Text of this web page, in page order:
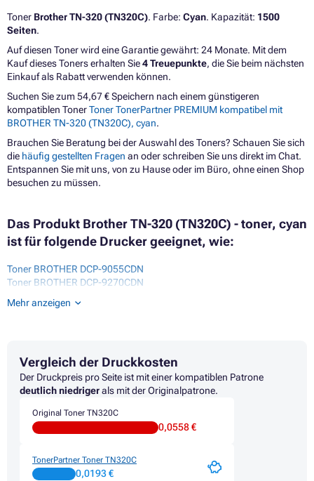
Toner Brother TN-320 (TN320C). Farbe: Cyan. Kapazität: 1500
Seiten.
Auf diesen Toner wird eine Garantie gewährt: 24 Monate. Mit dem
Kauf dieses Toners erhalten Sie4 Treuepunkte, die Sie beim nächsten
Einkauf als Rabatt verwenden können.
Suchen Sie zum 54,67 € Speichern nach einem günstigeren
kompatiblen TonerToner TonerPartner PREMIUM kompatibel mit
BROTHER TN-320 (TN320C), cyan.
Brauchen Sie Beratung bei der Auswahl des Toners? Schauen Sie sich
die häufig gestellten Fragen an oder schreiben Sie uns direkt im Chat.
Entspannen Sie mit uns, von zu Hause oder im Büro, ohne einen Shop
besuchen zu müssen.
Das Produkt Brother TN-320 (TN320C) - toner, cyan
ist für folgende Drucker geeignet, wie:
Toner BROTHER DCP-9055CDN
Toner BROTHER DCP-9270CDN
Toner BROTHER HL-4100 SERIES
Toner BROTHER HL-4140CN
Toner BROTHER HL-4570CDWT
Toner BROTHER MFC-9460CDN
Toner BROTHER MFC-9465CDN
Toner BROTHER MFC-9970CDN
Toner BROTHER MFC-9970CDW
Mehr anzeigen
Vergleich der Druckkosten
Der Druckpreis pro Seite ist mit einer kompatiblen Patrone
deutlich niedrigerals mit der Originalpatrone.
Original Toner TN320C
0,0558 €
TonerPartner Toner TN320C
0,0193 €